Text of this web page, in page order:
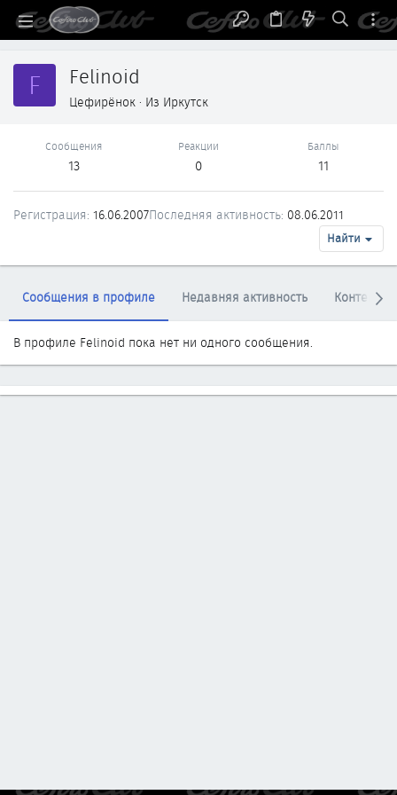
F Felinoid
Цефирёнок · Из Иркутск
Сообщения
13
Реакции
0
Баллы
11
Регистрация 16.06.2007Последняя активность 08.06.2011
Найти
Сообщения в профиле Недавняя активность Контент
В профиле Felinoid пока нет ни одного сообщения.